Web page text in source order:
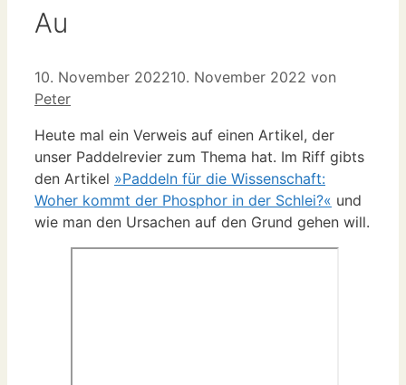
Au
10. November 202210. November 2022 von
Peter
Heute mal ein Verweis auf einen Artikel, der
unser Paddelrevier zum Thema hat. Im Riff gibts
den Artikel »Paddeln für die Wissenschaft:
Woher kommt der Phosphor in der Schlei?« und
wie man den Ursachen auf den Grund gehen will.